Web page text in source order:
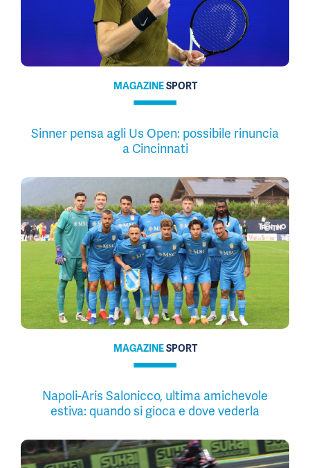
MAGAZINESPORT
Sinner pensa agli Us Open: possibile rinuncia
a Cincinnati
MAGAZINESPORT
Napoli-Aris Salonicco, ultima amichevole
estiva: quando si gioca e dove vederla